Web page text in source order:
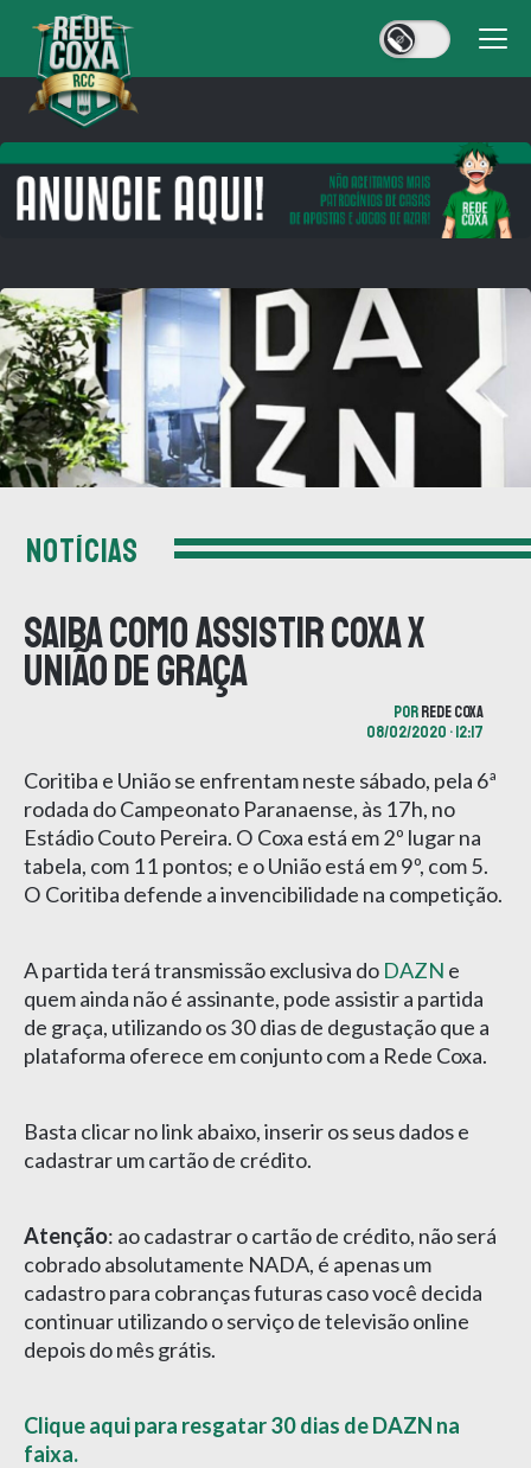
NOTÍCIAS
Saiba como assistir Coxa x
União de graça
PORREDE COXA
08/02/2020 • 12:17
Coritiba e União se enfrentam neste sábado, pela 6ª
rodada do Campeonato Paranaense, às 17h, no
Estádio Couto Pereira. O Coxa está em 2º lugar na
tabela, com 11 pontos; e o União está em 9º, com 5.
O Coritiba defende a invencibilidade na competição.
A partida terá transmissão exclusiva do DAZN e
quem ainda não é assinante, pode assistir a partida
de graça, utilizando os 30 dias de degustação que a
plataforma oferece em conjunto com a Rede Coxa.
Basta clicar no link abaixo, inserir os seus dados e
cadastrar um cartão de crédito.
Atenção: ao cadastrar o cartão de crédito, não será
cobrado absolutamente NADA, é apenas um
cadastro para cobranças futuras caso você decida
continuar utilizando o serviço de televisão online
depois do mês grátis.
Clique aqui para resgatar 30 dias de DAZN na
faixa.